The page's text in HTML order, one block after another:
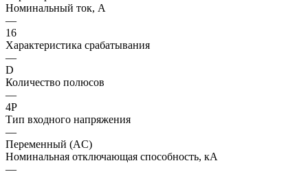
Номинальный ток, А
—
16
Характеристика срабатывания
—
D
Количество полюсов
—
4P
Тип входного напряжения
—
Переменный (AC)
Номинальная отключающая способность, кА
—